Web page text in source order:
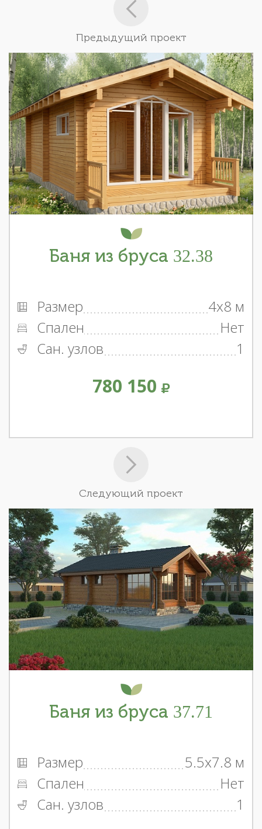
Предыдущий проект
Баня из бруса 32.38
Размер
4x8 м
Спален
Нет
Сан. узлов
1
780 150
Следующий проект
Баня из бруса 37.71
Размер
5.5x7.8 м
Спален
Нет
Сан. узлов
1